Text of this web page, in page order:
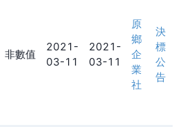
非數值
2021-
03-11
2021-
03-11
原
鄉
企
業
社
決
標
公
告